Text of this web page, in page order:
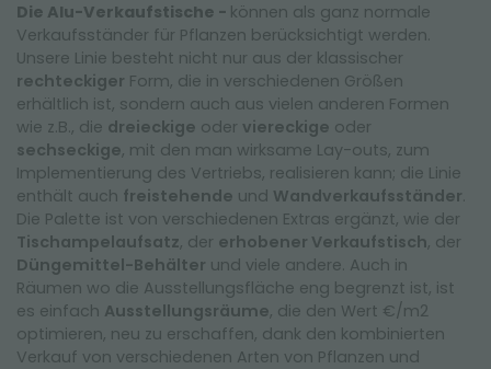
Die Alu-Verkaufstische - können als ganz normale
Verkaufsständer für Pflanzen berücksichtigt werden.
Unsere Linie besteht nicht nur aus der klassischer
rechteckiger Form, die in verschiedenen Größen
erhältlich ist, sondern auch aus vielen anderen Formen
wie z.B., die dreieckige oder viereckige oder
sechseckige, mit den man wirksame Lay-outs, zum
Implementierung des Vertriebs, realisieren kann; die Linie
enthält auch freistehende und Wandverkaufsständer.
Die Palette ist von verschiedenen Extras ergänzt, wie der
Tischampelaufsatz, der erhobener Verkaufstisch, der
Düngemittel-Behälter und viele andere. Auch in
Räumen wo die Ausstellungsfläche eng begrenzt ist, ist
es einfach Ausstellungsräume, die den Wert €/m2
optimieren, neu zu erschaffen, dank den kombinierten
Verkauf von verschiedenen Arten von Pflanzen und